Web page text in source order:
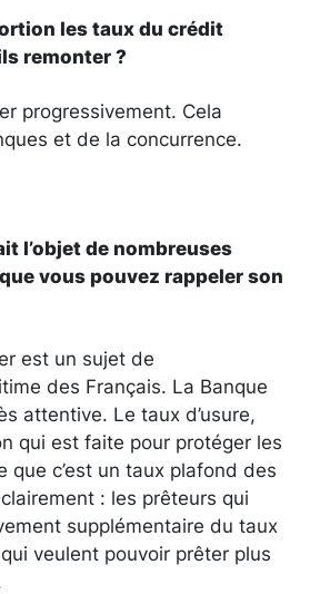
les taux du crédit
remonter ?
progressivement. Cela
et de la concurrence.
l’objet de nombreuses
vous pouvez rappeler son
est un sujet de
des Français. La Banque
attentive. Le taux d’usure,
qui est faite pour protéger les
que c’est un taux plafond des
: les prêteurs qui
supplémentaire du taux
veulent pouvoir prêter plus